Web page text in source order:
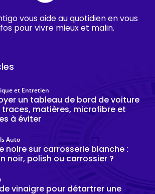
vous aide au quotidien en vous
pour vivre mieux et malin.
un tableau de bord de voiture
traces, matières, microfibre et
à éviter
et Entretien
noire sur carrosserie blanche :
noir, polish ou carrossier ?
Auto
de vinaigre pour détartrer une